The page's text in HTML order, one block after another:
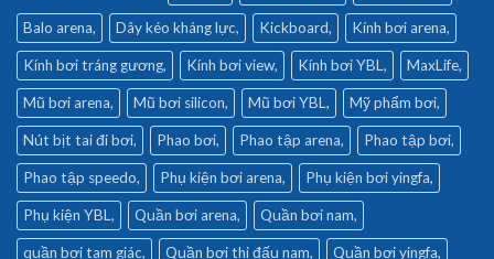
Balo arena Dây kéo kháng lực Kickboard Kính bơi arena
Kính bơi tráng gương Kính bơi view Kính bơi YBL MaxLife
Mũ bơi arena Mũ bơi silicon Mũ bơi YBL Mỹ phẩm bơi
Nút bịt tai đi bơi Phao bơi Phao tập arena Phao tập bơi
Phao tập speedo Phụ kiện bơi arena Phụ kiện bơi yingfa
Phụ kiện YBL Quần bơi arena Quần bơi nam
quần bơi tam giác Quần bơi thi đấu nam Quần bơi yingfa